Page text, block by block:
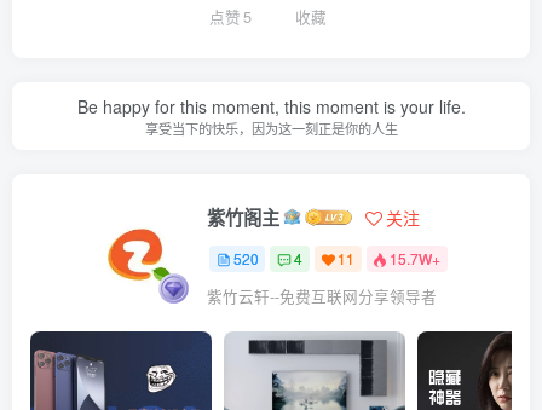
点赞 5 收藏
Be happy for this moment, this moment is your life.
享受当下的快乐，因为这一刻正是你的人生
紫竹阁主 关注
520 4 11 15.7W+
紫竹云轩--免费互联网分享领导者